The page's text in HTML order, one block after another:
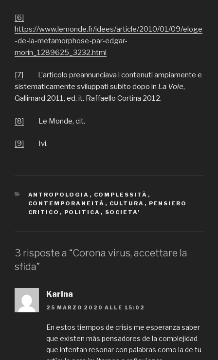
[6]
https://www.lemonde.fr/idees/article/2010/01/09/eloge
-de-la-metamorphose-par-edgar-
morin_1289625_3232.html
[7] L’articolo preannunciava i contenuti ampiamente e
sistematicamente sviluppati subito dopo in La Voie,
Gallimard 2011, ed. it. Raffaello Cortina 2012.
[8] Le Monde, cit.
[9] Ivi.
CATEGORIE
ANTROPOLOGIA , COMPLESSITÀ ,
CONTEMPORANEITÀ , CULTURA , PENSIERO
CRITICO , POLITICA , SOCIETA'
3 risposte a “Corona virus, accettare la
sfida”
Karina
25 MARZO 2020 ALLE 15:02
En estos tiempos de crisis me esperanza saber
que existen más pensadores de la complejidad
que intentan resonar con palabras como la de tu